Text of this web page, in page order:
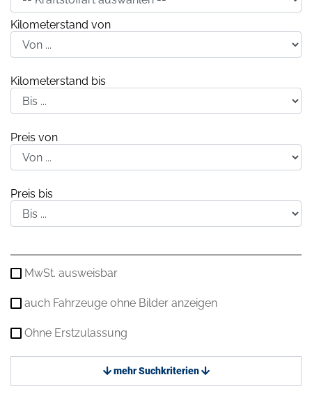
Kilometerstand von
Kilometerstand bis
Preis von
Preis bis
MwSt. ausweisbar
auch Fahrzeuge ohne Bilder anzeigen
Ohne Erstzulassung
mehr Suchkriterien